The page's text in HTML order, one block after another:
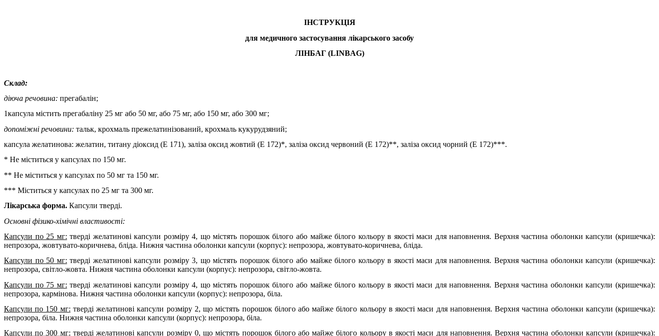
ІНСТРУКЦІЯ
для медичного застосування лікарського засобу
ЛІНБАГ (LINBAG)
Склад:
діюча речовина: прегабалін;
1капсула містить прегабаліну 25 мг або 50 мг, або 75 мг, або 150 мг, або 300 мг;
допоміжні речовини: тальк, крохмаль прежелатинізований, крохмаль кукурудзяний;
капсула желатинова: желатин, титану діоксид (E 171), заліза оксид жовтий (Е 172)*, заліза оксид червоний (Е 172)**, заліза оксид чорний (Е 172)***.
* Не міститься у капсулах по 150 мг.
** Не міститься у капсулах по 50 мг та 150 мг.
*** Міститься у капсулах по 25 мг та 300 мг.
Лікарська форма. Капсули тверді.
Основні фізико-хімічні властивості:
Капсули по 25 мг: тверді желатинові капсули розміру 4, що містять порошок білого або майже білого кольору в якості маси для наповнення. Верхня частина оболонки капсули (кришечка):
непрозора, жовтувато-коричнева, бліда. Нижня частина оболонки капсули (корпус): непрозора, жовтувато-коричнева, бліда.
Капсули по 50 мг: тверді желатинові капсули розміру 3, що містять порошок білого або майже білого кольору в якості маси для наповнення. Верхня частина оболонки капсули (кришечка):
непрозора, світло-жовта. Нижня частина оболонки капсули (корпус): непрозора, світло-жовта.
Капсули по 75 мг: тверді желатинові капсули розміру 4, що містять порошок білого або майже білого кольору в якості маси для наповнення. Верхня частина оболонки капсули (кришечка):
непрозора, кармінова. Нижня частина оболонки капсули (корпус): непрозора, біла.
Капсули по 150 мг: тверді желатинові капсули розміру 2, що містять порошок білого або майже білого кольору в якості маси для наповнення. Верхня частина оболонки капсули (кришечка):
непрозора, біла. Нижня частина оболонки капсули (корпус): непрозора, біла.
Капсули по 300 мг: тверді желатинові капсули розміру 0, що містять порошок білого або майже білого кольору в якості маси для наповнення. Верхня частина оболонки капсули (кришечка):